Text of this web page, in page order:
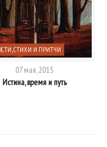
СТИХИ И ПРИТЧИ
07 мая, 2015
Истина, время и путь